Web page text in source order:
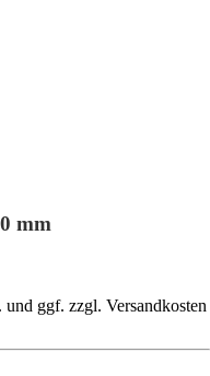
mm
ggf. zzgl. Versandkosten